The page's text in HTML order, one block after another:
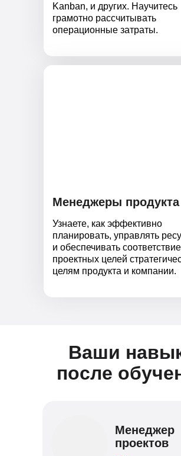
Kanban, и других. Научитесь
грамотно рассчитывать
операционные затраты.
Менеджеры продукта
Узнаете, как эффективно
планировать, управлять
и обеспечивать соответствие
проектных целей
целям продукта и компании.
Ваши
после
Менеджер
проектов